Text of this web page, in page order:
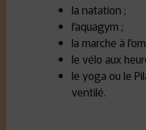
la natation ;
l’aquagym ;
la marche à
le vélo aux
le yoga ou le
ventilé.